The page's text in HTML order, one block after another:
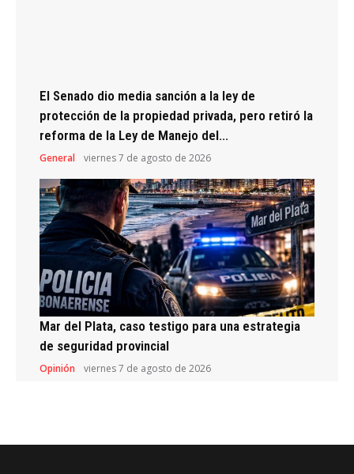
El Senado dio media sanción a la ley de
protección de la propiedad privada, pero retiró la
reforma de la Ley de Manejo del...
General viernes 7 de agosto de 2026
Mar del Plata, caso testigo para una estrategia
de seguridad provincial
Opinión viernes 7 de agosto de 2026